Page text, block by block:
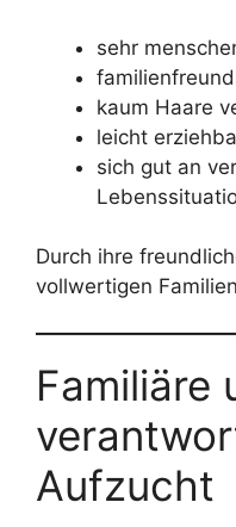
sehr
kaum Haare
leicht
sich gut an
Durch ihre
vollwertigen
Familiäre
Aufzucht